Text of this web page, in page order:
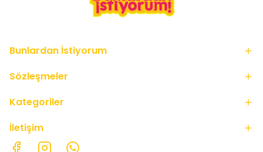
Bunlardan İstiyorum
Sözleşmeler
Kategoriler
İletişim